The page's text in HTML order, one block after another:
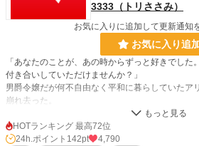
3333（トリささみ）
お気に入りに追加して更新通知
お気に入り追
「あなたのことが、あの時からずっと好きでし
付き合いしていただけませんか？」
男爵令嬢だが何不自由なく平和に暮らしていたア
崩れ去った。
初恋の相手であるレオナルドは、彼女の告白を陰
いた貴族学園に言いふらした。
その結果、全校生徒の笑い者にされたアリサは悲
HOTランキング 最高72位
24h.ポイント 142pt
4,790